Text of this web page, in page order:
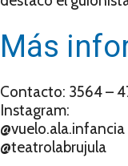
Más
Contacto: 3564 –
Instagram:
@vuelo.ala.infancia
@teatrolabrujula